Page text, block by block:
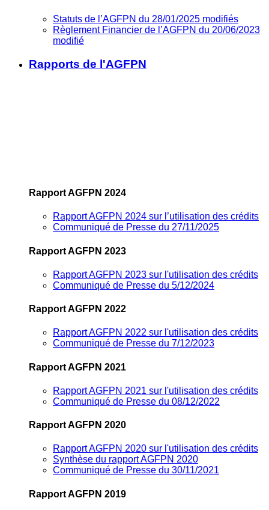
Statuts de l’AGFPN du 28/01/2025 modifiés
Règlement Financier de l’AGFPN du 20/06/2023
modifié
Rapports de l'AGFPN
Rapport AGFPN 2024
Rapport AGFPN 2024 sur l’utilisation des crédits
Communiqué de Presse du 27/11/2025
Rapport AGFPN 2023
Rapport AGFPN 2023 sur l'utilisation des crédits
Communiqué de Presse du 5/12/2024
Rapport AGFPN 2022
Rapport AGFPN 2022 sur l'utilisation des crédits
Communiqué de Presse du 7/12/2023
Rapport AGFPN 2021
Rapport AGFPN 2021 sur l'utilisation des crédits
Communiqué de Presse du 08/12/2022
Rapport AGFPN 2020
Rapport AGFPN 2020 sur l'utilisation des crédits
Synthèse du rapport AGFPN 2020
Communiqué de Presse du 30/11/2021
Rapport AGFPN 2019